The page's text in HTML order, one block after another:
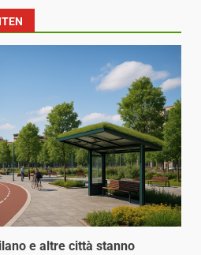
e altre città stanno